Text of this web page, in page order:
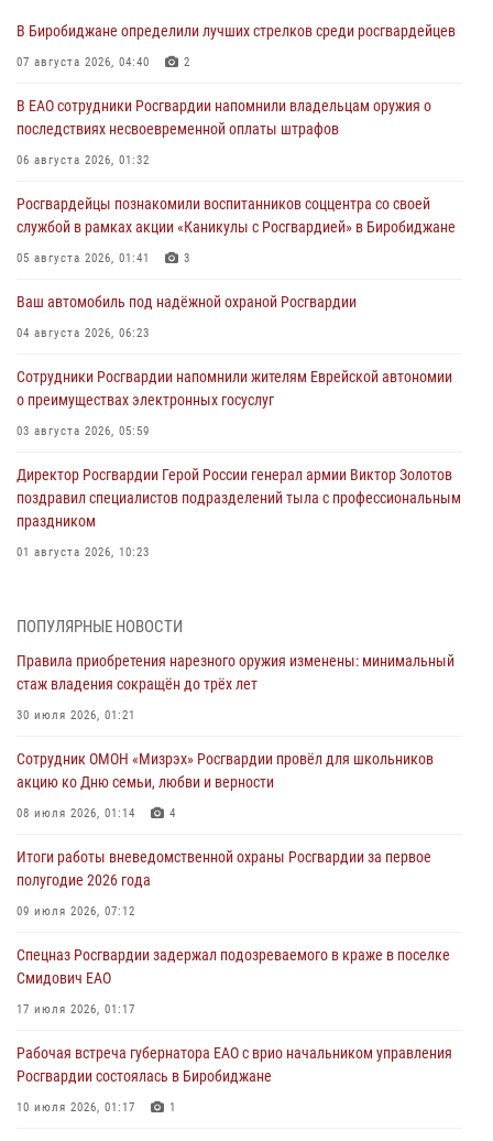
В Биробиджане определили лучших стрелков среди росгвардейцев
07 августа 2026, 04:40 2
В ЕАО сотрудники Росгвардии напомнили владельцам оружия о
последствиях несвоевременной оплаты штрафов
06 августа 2026, 01:32
Росгвардейцы познакомили воспитанников соццентра со своей
службой в рамках акции «Каникулы с Росгвардией» в Биробиджане
05 августа 2026, 01:41 3
Ваш автомобиль под надёжной охраной Росгвардии
04 августа 2026, 06:23
Сотрудники Росгвардии напомнили жителям Еврейской автономии
о преимуществах электронных госуслуг
03 августа 2026, 05:59
Директор Росгвардии Герой России генерал армии Виктор Золотов
поздравил специалистов подразделений тыла с профессиональным
праздником
01 августа 2026, 10:23
Российской Федерации
В Росгвардии вспоминают российских воинов, погибших в Первой
мировой войне 1914-1918 годов
Внесены изменения в правила проведения контрольного отстрела
гражданского оружия
Правила приобретения нарезного оружия изменены: минимальный
стаж владения сокращён до трёх лет
ПОПУЛЯРНЫЕ НОВОСТИ
Правила приобретения нарезного оружия изменены: минимальный
стаж владения сокращён до трёх лет
30 июля 2026, 01:21
Сотрудник ОМОН «Мизрэх» Росгвардии провёл для школьников
акцию ко Дню семьи, любви и верности
08 июля 2026, 01:14 4
Итоги работы вневедомственной охраны Росгвардии за первое
полугодие 2026 года
09 июля 2026, 07:12
Спецназ Росгвардии задержал подозреваемого в краже в поселке
Смидович ЕАО
17 июля 2026, 01:17
Рабочая встреча губернатора ЕАО с врио начальником управления
Росгвардии состоялась в Биробиджане
10 июля 2026, 01:17 1